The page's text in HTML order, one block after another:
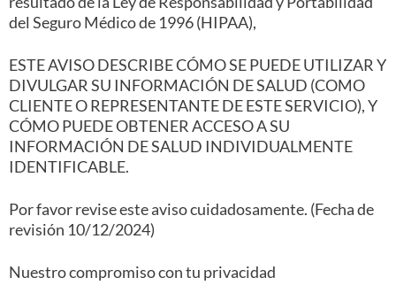
del Seguro Médico de 1996 (HIPAA),
ESTE AVISO DESCRIBE CÓMO SE PUEDE UTILIZAR Y
DIVULGAR SU INFORMACIÓN DE SALUD (COMO
CLIENTE O REPRESENTANTE DE ESTE SERVICIO), Y
CÓMO PUEDE OBTENER ACCESO A SU
INFORMACIÓN DE SALUD INDIVIDUALMENTE
IDENTIFICABLE.
Por favor revise este aviso cuidadosamente. (Fecha de
revisión 10/12/2024)
Nuestro compromiso con tu privacidad